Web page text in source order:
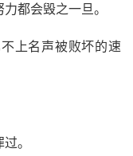
都会毁之一旦。
上名声被败坏的速
。